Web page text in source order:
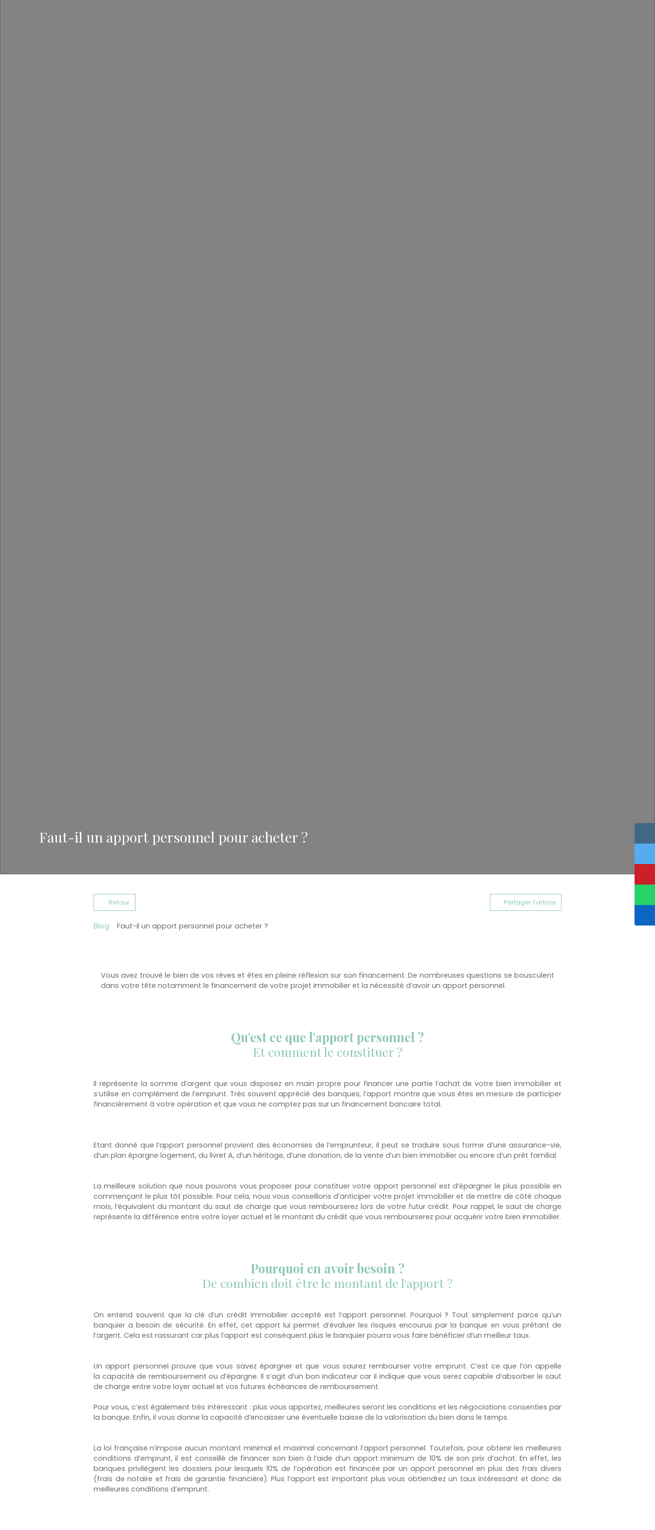
Faut-il un apport personnel pour acheter ?
Retour Partager l’article
Blog Faut-il un apport personnel pour acheter ?
Vous avez trouvé le bien de vos rêves et êtes en pleine réflexion sur son financement. De nombreuses questions se bousculent
dans votre tête notamment le financement de votre projet immobilier et la nécessité d’avoir un apport personnel.
Qu'est ce que l'apport personnel ?
Et comment le constituer ?
Il représente la somme d’argent que vous disposez en main propre pour financer une partie l’achat de votre bien immobilier et
s’utilise en complément de l’emprunt. Très souvent apprécié des banques, l’apport montre que vous êtes en mesure de participer
financièrement à votre opération et que vous ne comptez pas sur un financement bancaire total.
Etant donné que l’apport personnel provient des économies de l’emprunteur, il peut se traduire sous forme d’une assurance-vie,
d’un plan épargne logement, du livret A, d’un héritage, d’une donation, de la vente d’un bien immobilier ou encore d’un prêt familial.
La meilleure solution que nous pouvons vous proposer pour constituer votre apport personnel est d’épargner le plus possible en
commençant le plus tôt possible. Pour cela, nous vous conseillons d’anticiper votre projet immobilier et de mettre de côté chaque
mois, l’équivalent du montant du saut de charge que vous rembourserez lors de votre futur crédit. Pour rappel, le saut de charge
représente la différence entre votre loyer actuel et le montant du crédit que vous rembourserez pour acquérir votre bien immobilier.
Pourquoi en avoir besoin ?
De combien doit être le montant de l'apport ?
On entend souvent que la clé d’un crédit immobilier accepté est l’apport personnel. Pourquoi ? Tout simplement parce qu’un
banquier a besoin de sécurité. En effet, cet apport lui permet d’évaluer les risques encourus par la banque en vous prêtant de
l’argent. Cela est rassurant car plus l’apport est conséquent plus le banquier pourra vous faire bénéficier d’un meilleur taux.
Un apport personnel prouve que vous savez épargner et que vous saurez rembourser votre emprunt. C’est ce que l’on appelle
la capacité de remboursement ou d’épargne. Il s’agit d’un bon indicateur car il indique que vous serez capable d’absorber le saut
de charge entre votre loyer actuel et vos futures échéances de remboursement.
Pour vous, c’est également très intéressant : plus vous apportez, meilleures seront les conditions et les négociations consenties par
la banque. Enfin, il vous donne la capacité d’encaisser une éventuelle baisse de la valorisation du bien dans le temps.
La loi française n’impose aucun montant minimal et maximal concernant l’apport personnel. Toutefois, pour obtenir les meilleures
conditions d’emprunt, il est conseillé de financer son bien à l’aide d’un apport minimum de 10% de son prix d’achat. En effet, les
banques privilégient les dossiers pour lesquels 10% de l’opération est financée par un apport personnel en plus des frais divers
(frais de notaire et frais de garantie financière). Plus l’apport est important plus vous obtiendrez un taux intéressant et donc de
meilleures conditions d’emprunt.